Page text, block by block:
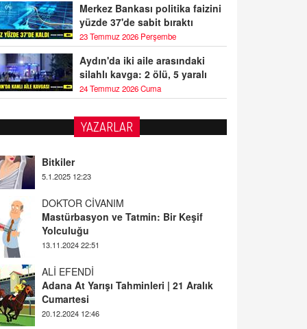
Merkez Bankası politika faizini
yüzde 37'de sabit bıraktı
23 Temmuz 2026 Perşembe
Aydın'da iki aile arasındaki
silahlı kavga: 2 ölü, 5 yaralı
24 Temmuz 2026 Cuma
YAZARLAR
DOKTOR CİVANIM
Mastürbasyon ve Tatmin: Bir Keşif
13.11.2024 22:51
ALİ EFENDİ
Adana At Yarışı Tahminleri | 21 Aralık
20.12.2024 12:46
TUTKUNUN PERİSİ
Sağlıklı Bir Cinsel Yaşam ile İlgili